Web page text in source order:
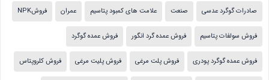
صادرات گوگرد عدسی صنعت علامت های کمبود پتاسیم عمران فروشNPK
فروش سولفات پتاسیم فروش عمده گرد انگور فروش عمده گوگرد
فروش عمده گوگرد پودری فروش پلت مرغی فروش پلیت مرغی فروش کلروپتاس